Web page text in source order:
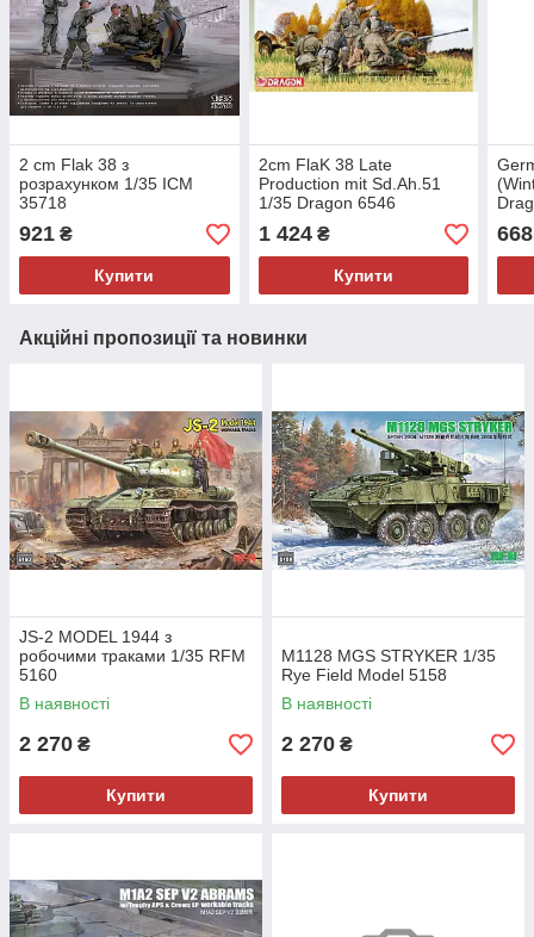
2 cm Flak 38 з
розрахунком 1/35 ICM
35718
921 ₴
Купити
2cm FlaK 38 Late
Production mit Sd.Ah.51
1/35 Dragon 6546
1 424₴
Купити
668
Акційні пропозиції та новинки
JS-2 MODEL 1944 з
робочими траками 1/35 RFM
5160
В наявності
2 270 ₴
Купити
M1128 MGS STRYKER 1/35
Rye Field Model 5158
В наявності
2 270 ₴
Купити